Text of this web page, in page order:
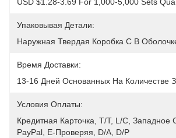
Упаковывая Детали:
Наружная Твердая Коробка С В
Время Доставки:
13-16 Дней Основанных На Количестве
Условия Оплаты:
Кредитная Карточка, T/T, L/C, Западное
PayPal, E-Проверяя, D/A, D/P